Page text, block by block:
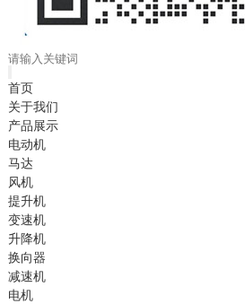
首页
关于我们
产品展示
电动机
马达
风机
提升机
变速机
升降机
换向器
减速机
电机